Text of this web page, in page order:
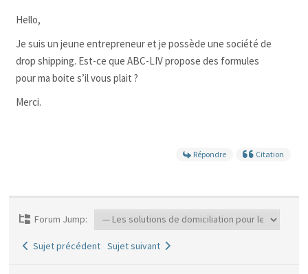
Hello,
Je suis un jeune entrepreneur et je possède une société de
drop shipping. Est-ce que ABC-LIV propose des formules
pour ma boite s’il vous plait ?
Merci.
Répondre Citation
Forum Jump:
Sujet précédent Sujet suivant